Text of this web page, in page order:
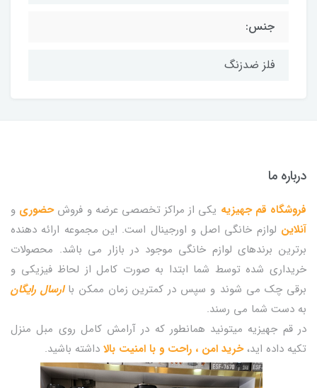
جنس:
فلز ضدزنگ
درباره ما
فروشگاه قم جهیزیه یکی از مراکز تخصصی عرضه و فروشحضوری و
آنلاین لوازم خانگی اصل و اورجینال است. این مجموعه ارائه دهنده
برترین برندهای لوازم خانگی موجود در بازار می باشد. محصولات
خریداری شده توسط شما ابتدا به صورت کامل از لحاظ فیزیکی و
برقی چک می شوند و سپس در کمترین زمان ممکن با ارسال رایگان
به دست شما می رسند.
در قم جهیزیه میتونید همانطور که در آرامش کامل روی مبل منزل
تکیه داده اید،خرید امن ، راحت و با امنیت بالا داشته باشید.